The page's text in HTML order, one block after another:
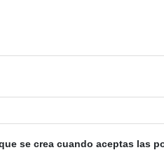
se crea cuando aceptas las